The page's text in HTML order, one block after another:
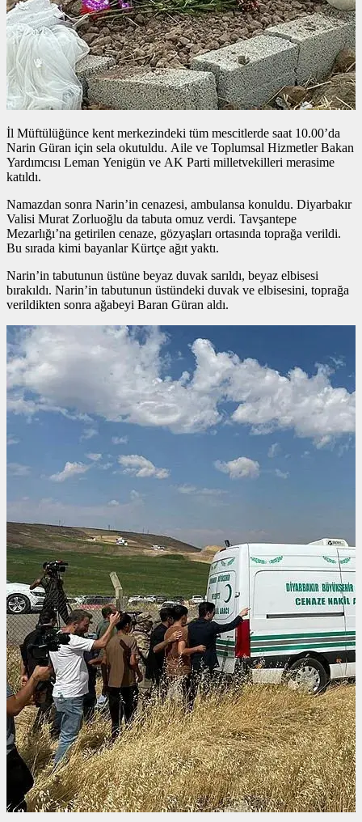
İl Müftülüğünce kent merkezindeki tüm mescitlerde saat 10.00’da
Narin Güran için sela okutuldu. Aile ve Toplumsal Hizmetler Bakan
Yardımcısı Leman Yenigün ve AK Parti milletvekilleri merasime
katıldı.
Namazdan sonra Narin’in cenazesi, ambulansa konuldu. Diyarbakır
Valisi Murat Zorluoğlu da tabuta omuz verdi. Tavşantepe
Mezarlığı’na getirilen cenaze, gözyaşları ortasında toprağa verildi.
Bu sırada kimi bayanlar Kürtçe ağıt yaktı.
Narin’in tabutunun üstüne beyaz duvak sarıldı, beyaz elbisesi
bırakıldı. Narin’in tabutunun üstündeki duvak ve elbisesini, toprağa
verildikten sonra ağabeyi Baran Güran aldı.